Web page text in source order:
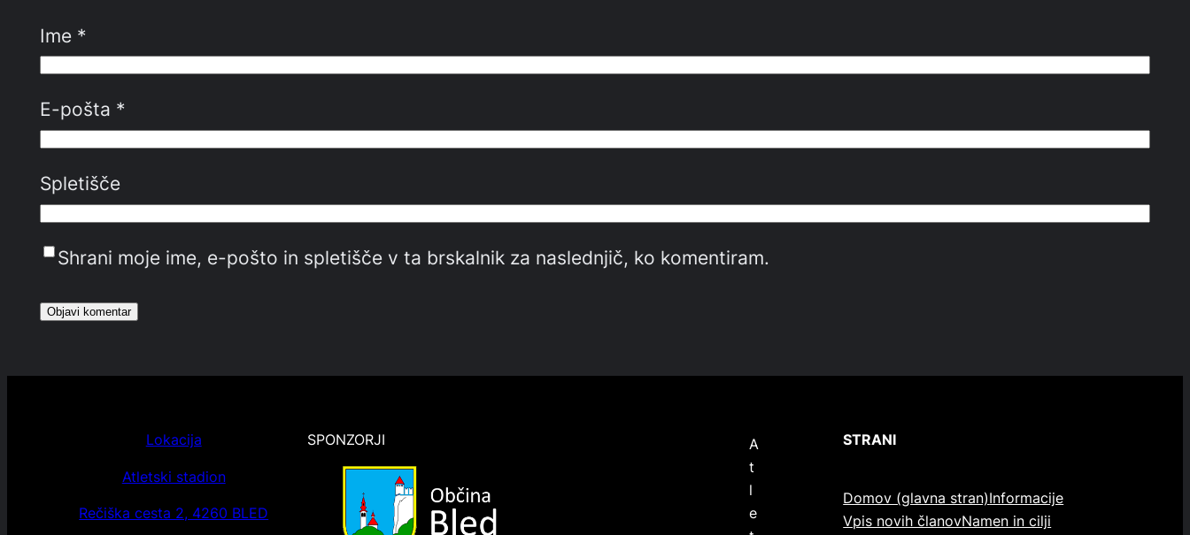
Ime *
E-pošta *
Spletišče
Shrani moje ime, e-pošto in spletišče v ta brskalnik za naslednjič, ko komentiram.
Lokacija
Atletski stadion
Rečiška cesta 2, 4260 BLED
SPONZORJI
A
t
l
e
STRANI
Domov (glavna stran)Informacije
Vpis novih članovNamen in cilji